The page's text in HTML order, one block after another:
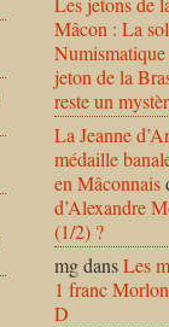
Mâcon : La
jeton de la
reste un
La Jeanne
médaille
en Mâconnais
d’Alexandre
(1/2) ?
mgdansLes
1 franc
D